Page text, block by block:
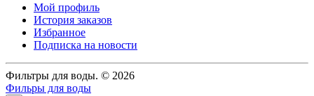
Мой профиль
История заказов
Избранное
Подписка на новости
Фильтры для воды. © 2026
Фильры для воды